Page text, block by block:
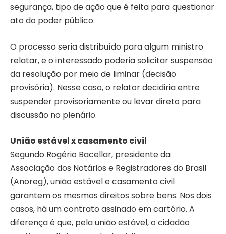
segurança, tipo de ação que é feita para questionar
ato do poder público.
O processo seria distribuído para algum ministro
relatar, e o interessado poderia solicitar suspensão
da resolução por meio de liminar (decisão
provisória). Nesse caso, o relator decidiria entre
suspender provisoriamente ou levar direto para
discussão no plenário.
União estável x casamento civil
Segundo Rogério Bacellar, presidente da
Associação dos Notários e Registradores do Brasil
(Anoreg), união estável e casamento civil
garantem os mesmos direitos sobre bens. Nos dois
casos, há um contrato assinado em cartório. A
diferença é que, pela união estável, o cidadão